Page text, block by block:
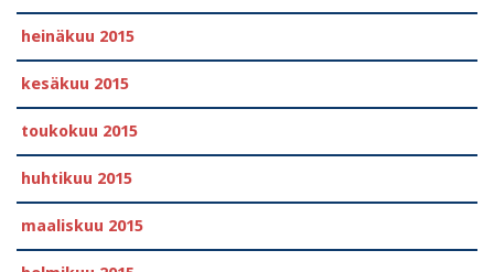
heinäkuu 2015
kesäkuu 2015
toukokuu 2015
huhtikuu 2015
maaliskuu 2015